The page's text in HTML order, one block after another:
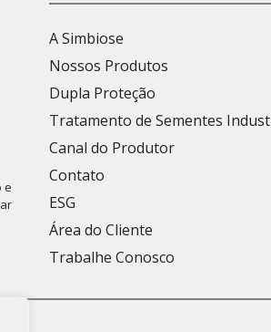
e
A Simbiose
Nossos Produtos
Dupla Proteção
Tratamento de Sementes
Canal do Produtor
Contato
ESG
Área do Cliente
Trabalhe Conosco